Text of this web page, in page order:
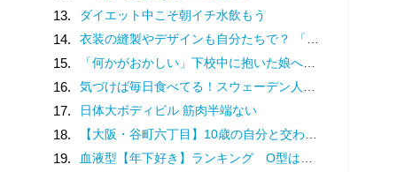
13. ダイエット中こそ朝イチ水飲もう
14. 衣装の縫製やデザインも自分たちで？ 「花形」である体育祭の応援合戦がすごい
15. 「何かがおかしい」下校中に抱いた娘への「違和感」。母は学校へ電話するも…／家族全員でいじめと戦うということ。（2）
16. 気づけば毎日食べてる！スウェーデン人漫画家がリピートし続ける日本の定番食
17. 日体大ボディビル 筋肉半端ない
18. 【大阪・谷町六丁目】10歳の自分と交わした約束。名店での猛修業を経てオープンした「ma journée（マジョルネ）」が提案する、日常に寄り添うフランス菓子
19. 血液型【年下好き】ランキング O型は年下彼の面倒を一生みてあげたい！